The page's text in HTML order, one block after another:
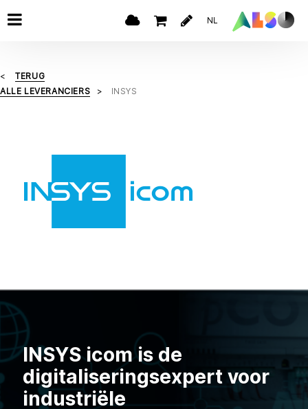
NL
TERUG
ALLE LEVERANCIERS
INSYS
INSYS icom is de
digitaliseringsexpert voor
industriële